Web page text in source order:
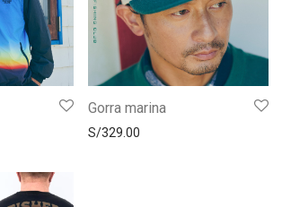
Gorra marina
S/329.00